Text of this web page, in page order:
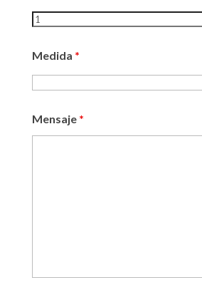
Medida *
Mensaje *